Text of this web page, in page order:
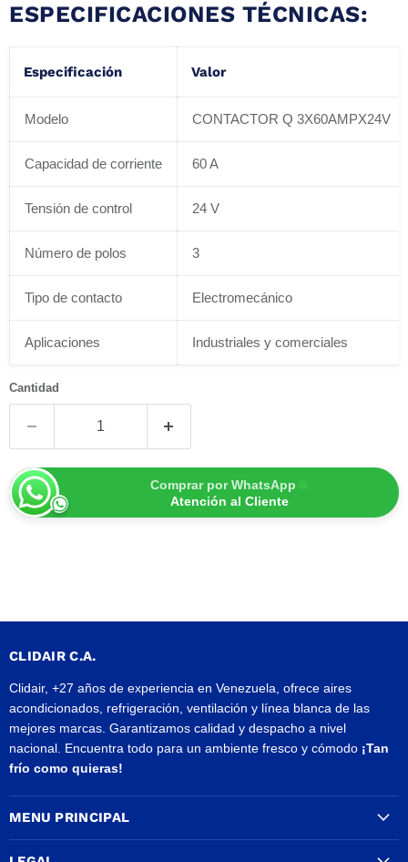
ESPECIFICACIONES TÉCNICAS:
Especificación Valor
Modelo CONTACTOR Q 3X60AMPX24V
Capacidad de corriente 60 A
Tensión de control 24 V
Número de polos 3
Tipo de contacto Electromecánico
Aplicaciones Industriales y comerciales
Cantidad
Comprar por WhatsApp
Atención al Cliente
CLIDAIR C.A.
Clidair, +27 años de experiencia en Venezuela, ofrece aires
acondicionados, refrigeración, ventilación y línea blanca de las
mejores marcas. Garantizamos calidad y despacho a nivel
nacional. Encuentra todo para un ambiente fresco y cómodo ¡Tan
frío como quieras!
MENU PRINCIPAL